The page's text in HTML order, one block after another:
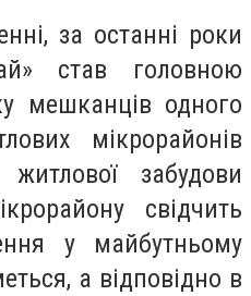
за останні роки
став головною
мешканців одного
мікрорайонів
забудови
свідчить
у майбутньому
а відповідно в